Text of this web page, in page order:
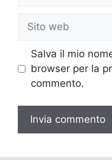
web
Salva il mio
browser per la
commento.